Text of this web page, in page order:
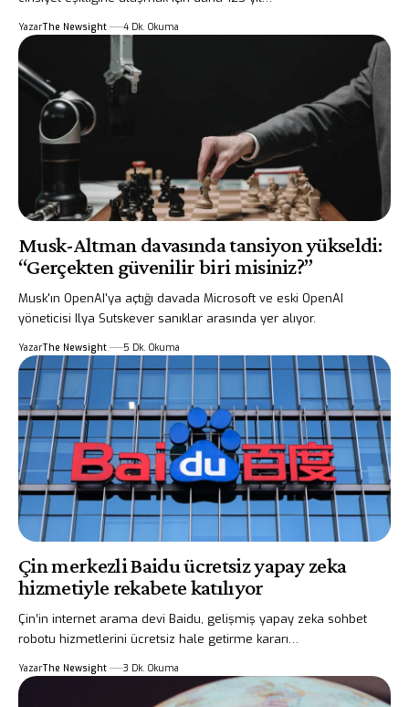
YazarThe Newsight 4 Dk. Okuma
Musk-Altman davasında tansiyon yükseldi:
“Gerçekten güvenilir biri misiniz?”
Musk'ın OpenAI'ya açtığı davada Microsoft ve eski OpenAI
yöneticisi Ilya Sutskever sanıklar arasında yer alıyor.
YazarThe Newsight 5 Dk. Okuma
Çin merkezli Baidu ücretsiz yapay zeka
hizmetiyle rekabete katılıyor
Çin’in internet arama devi Baidu, gelişmiş yapay zeka sohbet
robotu hizmetlerini ücretsiz hale getirme kararı…
YazarThe Newsight 3 Dk. Okuma